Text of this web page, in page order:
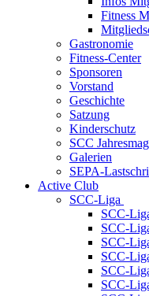
Fitness
Gastronomie
Fitness-Center
Sponsoren
Vorstand
Geschichte
Satzung
Kinderschutz
SCC
Galerien
SEPA-
Active Club
SCC-Liga
SCC-
SCC-
SCC-
SCC-
SCC-
SCC-